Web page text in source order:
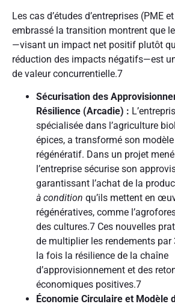
Les cas d’études d’entreprises (PME
embrassé la transition montrent que
—visant un impact net positif plutôt
réduction des impacts négatifs—est
de valeur concurrentielle.7
Sécurisation des
Résilience (Arcadie) :
spécialisée dans l’agriculture
épices, a transformé son
régénératif. Dans un projet
l’entreprise sécurise son
garantissant l’achat de la
à condition qu’ils mettent en
régénératives, comme
des cultures.7 Ces nouvelles
de multiplier les rendements par
la fois la résilience de la chaîne
d’approvisionnement et des
économiques positives.7
Économie Circulaire et Modèle